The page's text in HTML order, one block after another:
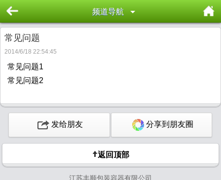
频道导航
常见问题
2014/6/18 22:54:45
常见问题1
常见问题2
发给朋友 分享到朋友圈
返回顶部
江苏丰顺包装容器有限公司